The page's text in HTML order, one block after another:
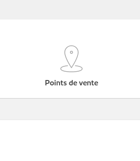
Points de vente